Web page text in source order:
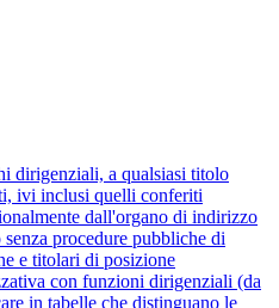
dirigenziali, a qualsiasi titolo
ivi inclusi quelli conferiti
dall'organo di indirizzo
procedure pubbliche di
e titolari di posizione
con funzioni dirigenziali (da
in tabelle che distinguano le